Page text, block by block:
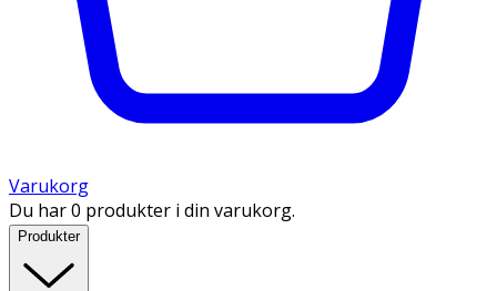
Varukorg
Du har 0 produkter i din varukorg.
Produkter